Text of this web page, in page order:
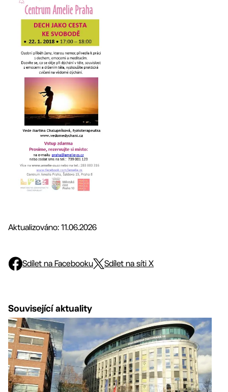
Aktualizováno: 11.06.2026
Sdílet na Facebooku Sdílet na síti X
Související aktuality